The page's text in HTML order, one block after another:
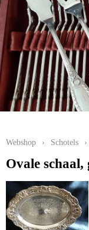
Webshop › Schotels ›
Ovale